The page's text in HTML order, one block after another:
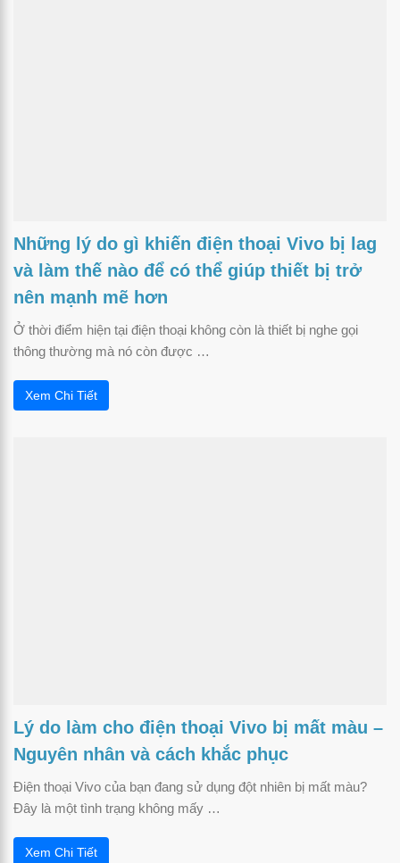
Những lý do gì khiến điện thoại Vivo bị lag
và làm thế nào để có thể giúp thiết bị trở
nên mạnh mẽ hơn
Ở thời điểm hiện tại điện thoại không còn là thiết bị nghe gọi
thông thường mà nó còn được …
Xem Chi Tiết
Lý do làm cho điện thoại Vivo bị mất màu –
Nguyên nhân và cách khắc phục
Điện thoại Vivo của bạn đang sử dụng đột nhiên bị mất màu?
Đây là một tình trạng không mấy …
Xem Chi Tiết